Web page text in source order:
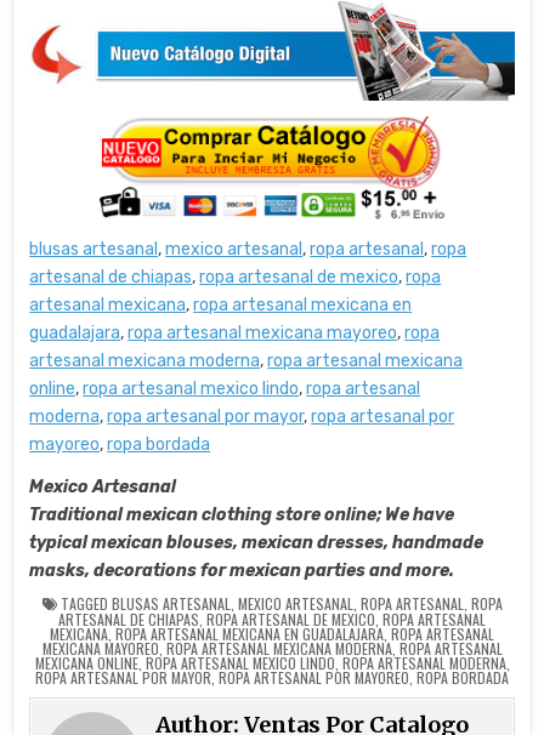
blusas artesanal ,mexico artesanal ,ropa artesanal ,ropa
artesanal de chiapas,ropa artesanal de mexico,ropa
artesanal mexicana,ropa artesanal mexicana en
guadalajara,ropa artesanal mexicana mayoreo,ropa
artesanal mexicana moderna,ropa artesanal mexicana
online,ropa artesanal mexico lindo,ropa artesanal
moderna,ropa artesanal por mayor,ropa artesanal por
mayoreo,ropa bordada
Mexico Artesanal
Traditional mexican clothing store online; We have
typical mexican blouses, mexican dresses, handmade
masks, decorations for mexican parties and more.
TAGGED BLUSAS ARTESANAL MEXICO ARTESANAL ROPA ARTESANAL ROPA
ARTESANAL DE CHIAPAS ROPA ARTESANAL DE MEXICO ROPA ARTESANAL
MEXICANA ROPA ARTESANAL MEXICANA EN GUADALAJARA ROPA ARTESANAL
MEXICANA MAYOREO ROPA ARTESANAL MEXICANA MODERNA, ROPA ARTESANAL
MEXICANA ONLINE, ROPA ARTESANAL MEXICO LINDO ROPA ARTESANAL MODERNA,
ROPA ARTESANAL POR MAYOR ROPA ARTESANAL POR MAYOREO ROPA BORDADA
Author:Ventas Por Catalogo